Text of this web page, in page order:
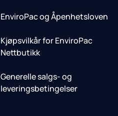
EnviroPac og Åpenhetsloven
Kjøpsvilkår for EnviroPac
Nettbutikk
Generelle salgs- og
leveringsbetingelser